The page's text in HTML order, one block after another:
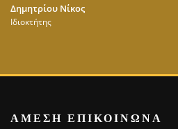
Δημητρίου Νίκος
Ιδιοκτήτης
ΑΜΕΣΗ ΕΠΙΚΟΙΝΩΝΑ